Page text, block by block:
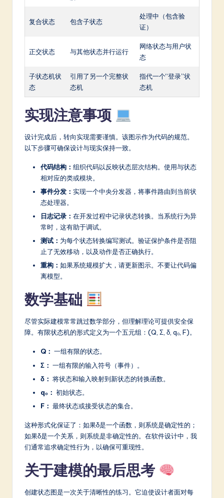
复合状态 包含子状态
处理中（包含验
证）
正交状态 与其他状态并行运行
网络状态与用户状
态
子状态机状
态
引用了另一个完整状
态机
指代一个“登录”状
态机
实现注意事项
设计完成后，转向实现需要谨慎。该图示作为代码的规范。
以下步骤可确保设计与现实保持一致。
代码结构： 组织代码以反映状态层次结构。使用与状态
相对应的类或模块。
事件分发： 实现一个中央分发器，将事件路由到当前状
态处理器。
日志记录： 在开发过程中记录状态转换。当系统行为异
常时，这有助于调试。
测试： 为每个状态转换编写测试。验证保护条件是否阻
止了无效移动，以及动作是否正确执行。
重构： 如果系统规模扩大，请更新图示。不要让代码偏
离模型。
数学基础
尽管实际建模常常跳过数学部分，但理解理论可提供安全保
障。有限状态机的形式定义为一个五元组：(Q, Σ, δ, q₀, F)。
Q： 一组有限的状态。
Σ： 一组有限的输入符号（事件）。
δ： 将状态和输入映射到新状态的转换函数。
q₀： 初始状态。
F： 最终状态或接受状态的集合。
这种形式化保证了：如果δ是一个函数，则系统是确定性的；
如果δ是一个关系，则系统是非确定性的。在软件设计中，我
们通常追求确定性行为，以确保可重现性。
关于建模的最后思考
创建状态图是一次关于清晰性的练习。它迫使设计者面对每